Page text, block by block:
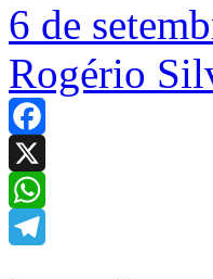
6 de
Rogério
Facebook
X
WhatsApp